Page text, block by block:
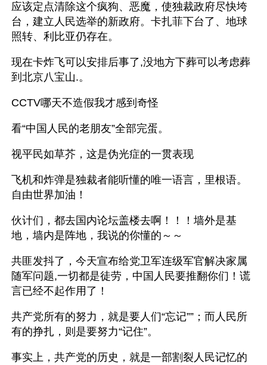
应该定点清除这个疯狗、恶魔，使独裁政府尽快垮
台，建立人民选举的新政府。卡扎菲下台了、地球
照转、利比亚仍存在。
现在卡炸飞可以安排后事了,没地方下葬可以考虑葬
到北京八宝山.。
CCTV哪天不造假我才感到奇怪
看“中国人民的老朋友”全部完蛋。
视平民如草芥，这是伪光症的一贯表现
飞机和炸弹是独裁者能听懂的唯一语言，里根语。
自由世界加油！
伙计们，都去国内论坛盖楼去啊！！！墙外是基
地，墙内是阵地，我说的你懂的～～
共匪发抖了，今天宣布给党卫军连级军官解决家属
随军问题,一切都是徒劳，中国人民要推翻你们！谎
言已经不起作用了！
共产党所有的努力，就是要人们“忘记””；而人民所
有的挣扎，则是要努力“记住”。
事实上，共产党的历史，就是一部割裂人民记忆的